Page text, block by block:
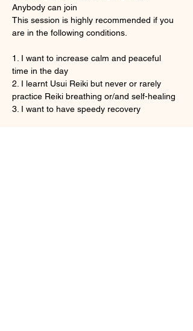
Anybody can join
This session is highly recommended if you
are in the following conditions.
1. I want to increase calm and peaceful
time in the day
2. I learnt Usui Reiki but never or rarely
practice Reiki breathing or/and self-healing
3. I want to have speedy recovery